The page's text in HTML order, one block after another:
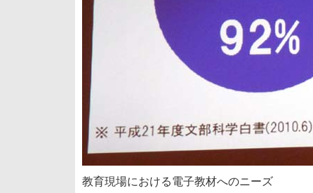
教育現場における電子教材へのニーズ